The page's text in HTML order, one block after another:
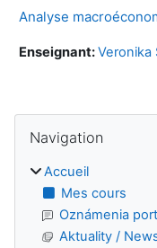
Analyse
Enseignant:Veronika
Blocs
Navigation
Accueil
Mes cours
Oznámenia
Aktuality /